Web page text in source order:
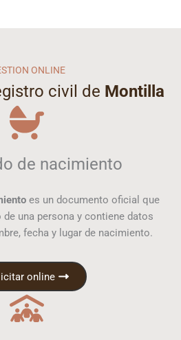
ONLINE
civil de Montilla
de nacimiento
es un documento oficial que
una persona y contiene datos
fecha y lugar de nacimiento.
online